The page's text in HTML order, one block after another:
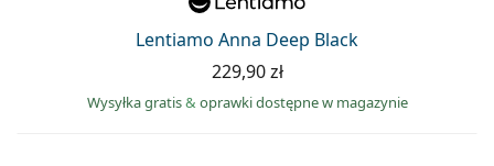
Lentiamo Anna Deep Black
229,90 zł
Wysyłka gratis& oprawki dostępne w magazynie